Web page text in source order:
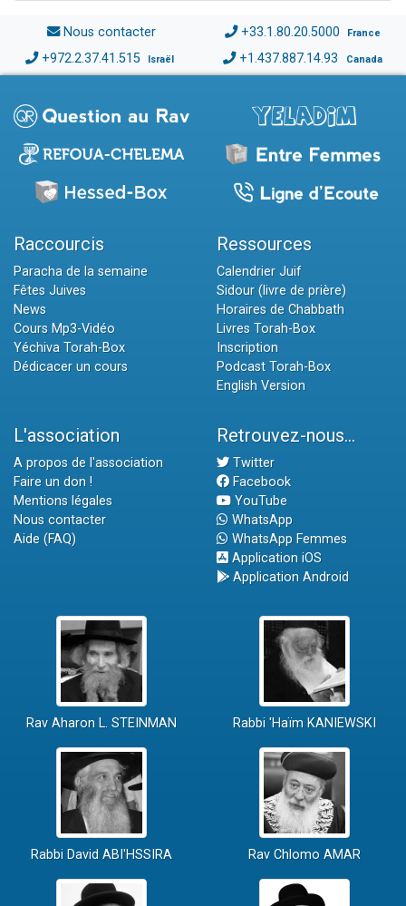
Nous contacter +33.1.80.20.5000 France
+972.2.37.41.515 Israël +1.437.887.14.93 Canada
Raccourcis
Paracha de la semaine
Fêtes Juives
News
Cours Mp3-Vidéo
Yéchiva Torah-Box
Dédicacer un cours
Ressources
Calendrier Juif
Sidour (livre de prière)
Horaires de Chabbath
Livres Torah-Box
Inscription
Podcast Torah-Box
English Version
L'association
A propos de l'association
Faire un don !
Mentions légales
Nous contacter
Aide (FAQ)
Retrouvez-nous...
Twitter
Facebook
YouTube
WhatsApp
WhatsApp Femmes
Application iOS
Application Android
Rav Aharon L. STEINMAN Rabbi 'Haïm KANIEWSKI
Rabbi David ABI'HSSIRA Rav Chlomo AMAR